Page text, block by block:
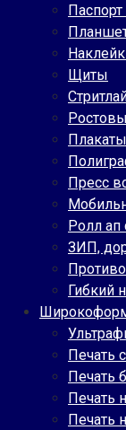
Паспорт
Щиты
Пресс
Ролл ап
ЗИП,
Гибкий
Печать
Печать
Печать
Печать